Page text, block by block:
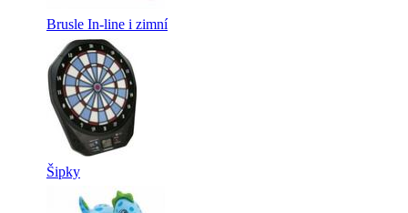
Brusle In-line i zimní
Šipky